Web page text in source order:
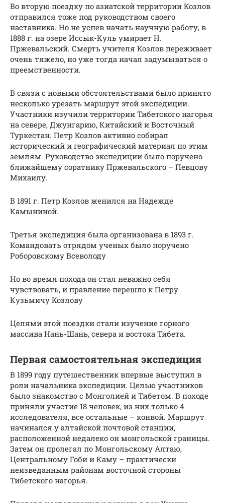
Во вторую поездку по азиатской территории Козлов
отправился тоже под руководством своего
наставника. Но не успев начать научную работу, в
1888 г. на озере Иссык-Куль умирает Н.
Пржевальский. Смерть учителя Козлов переживает
очень тяжело, но уже тогда начал задумываться о
преемственности.
В связи с новыми обстоятельствами было принято
несколько урезать маршрут этой экспедиции.
Участники изучили территории Тибетского нагорья
на севере, Джунгарию, Китайский и Восточный
Туркестан. Петр Козлов активно собирал
исторический и географический материал по этим
землям. Руководство экспедиции было поручено
ближайшему соратнику Пржевальского – Певцову
Михаилу.
В 1891 г. Петр Козлов женился на Надежде
Камыниной.
Третья экспедиция была организована в 1893 г.
Командовать отрядом ученых было поручено
Роборовскому Всеволоду
Но во время похода он стал неважно себя
чувствовать, и правление перешло к Петру
Кузьмичу Козлову
Целями этой поездки стали изучение горного
массива Нань-Шань, севера и востока Тибета.
Первая самостоятельная экспедиция
В 1899 году путешественник впервые выступил в
роли начальника экспедиции. Целью участников
было знакомство с Монголией и Тибетом. В походе
приняли участие 18 человек, из них только 4
исследователя, все остальные – конвой. Маршрут
начинался у алтайской почтовой станции,
расположенной недалеко он монгольской границы.
Затем он пролегал по Монгольскому Алтаю,
Центральному Гоби и Каму – практически
неизведанным районам восточной стороны
Тибетского нагорья.